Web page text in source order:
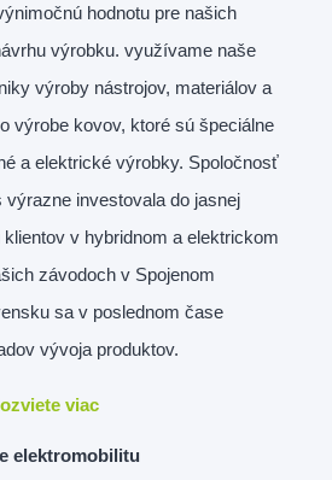
hodnotu pre našich
výrobku. využívame naše
výroby nástrojov, materiálov a
výrobe kovov, ktoré sú špeciálne
a elektrické výrobky. Spoločnosť
výrazne investovala do jasnej
v hybridnom a elektrickom
závodoch v Spojenom
sa v poslednom čase
vývoja produktov.
viac
elektromobilitu